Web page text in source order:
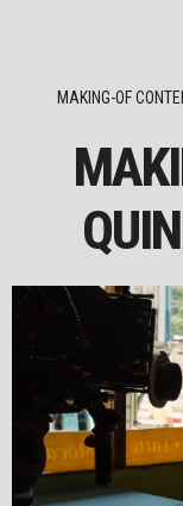
MAKING-OF